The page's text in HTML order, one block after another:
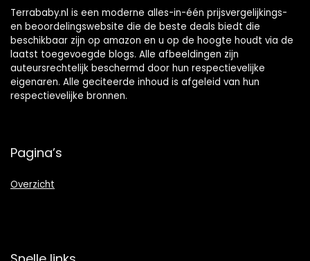
Terrababy.nl is een moderne alles-in-één prijsvergelijkings-
en beoordelingswebsite die de beste deals biedt die
beschikbaar zijn op amazon en u op de hoogte houdt via de
laatst toegevoegde blogs. Alle afbeeldingen zijn
auteursrechtelijk beschermd door hun respectievelijke
eigenaren. Alle geciteerde inhoud is afgeleid van hun
respectievelijke bronnen.
Pagina’s
Overzicht